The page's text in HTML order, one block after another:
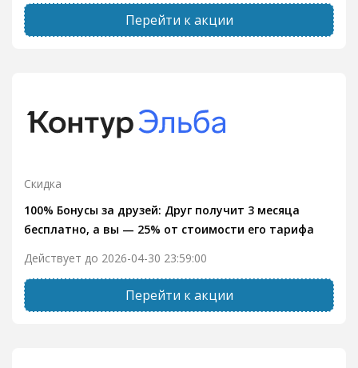
Перейти к акции
Скидка
100% Бонусы за друзей: Друг получит 3 месяца
бесплатно, а вы — 25% от стоимости его тарифа
Действует до 2026-04-30 23:59:00
Перейти к акции